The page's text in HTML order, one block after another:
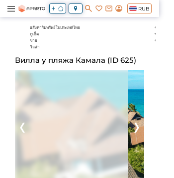
RUB
อสังหาริมทรัพย์ในประเทศไทย
ภูเก็ต
ขาย
วิลล่า
Вилла у пляжа Камала (ID 625)